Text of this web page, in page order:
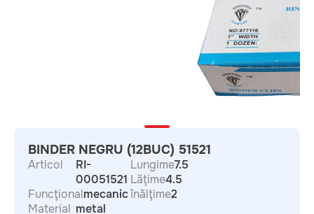
BINDER NEGRU (12BUC) 51521
Articol
RI-
00051521
Funcţionalmecanic
Material metal
Lungime7.5
Lăţime4.5
înălţime2